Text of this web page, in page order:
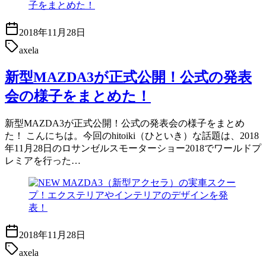
2018年11月28日
axela
新型MAZDA3が正式公開！公式の発表
会の様子をまとめた！
新型MAZDA3が正式公開！公式の発表会の様子をまとめ
た！ こんにちは。今回のhitoiki（ひといき）な話題は、2018
年11月28日のロサンゼルスモーターショー2018でワールドプ
レミアを行った…
2018年11月28日
axela